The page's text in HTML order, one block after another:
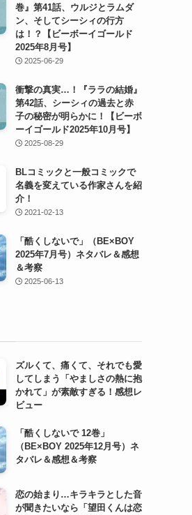
巻』第41話、ウルジとラムダ
ン、そしてシーシィの行方
は！？【ビーボーイゴールド
2025年8月号】
2025-06-29
衝撃の真実…！『ララの結婚』
第42話、シーシィの過去と赤
子の秘密が明らかに！【ビーボ
ーイゴールド2025年10月号】
2025-08-29
BLコミックと一般コミックで
名義を変えている作家さんを紹
介！
2021-02-13
「酷くしないで」（BE×BOY
2025年7月号）ネタバレ＆感想
＆考察
2025-06-13
ズルくて、痛くて、それでも愛
してしまう「やましさの熱に抱
かれて」が素敵すぎる！感想レ
ビュー
「酷くしないで 12巻」
（BE×BOY 2025年12月号）ネ
タバレ＆感想＆考察
恋の始まり…キラキラとした音
が聞きたいなら「望田くんは恋